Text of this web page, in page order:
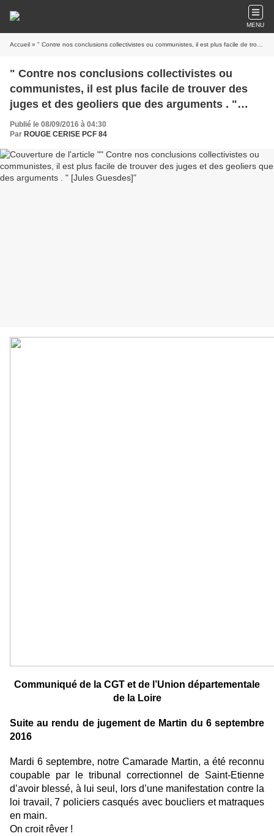
MENU
Accueil » " Contre nos conclusions collectivistes ou communistes, il est plus facile de trouver des juges et des geoliers que des arguments . " [Jules Guesdes]
" Contre nos conclusions collectivistes ou
communistes, il est plus facile de trouver des
juges et des geoliers que des arguments . "
[Jules Guesdes]
Publié le 08/09/2016 à 04:30
Par ROUGE CERISE PCF 84
Communiqué de la CGT et de l’Union départementale
de la Loire
Suite au rendu de jugement de Martin du 6 septembre
2016
Mardi 6 septembre, notre Camarade Martin, a été reconnu
coupable par le tribunal correctionnel de Saint-Etienne
d’avoir blessé, à lui seul, lors d’une manifestation contre la
loi travail, 7 policiers casqués avec boucliers et matraques
en main.
On croit rêver !